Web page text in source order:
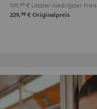
149, 99 € Letzter niedrigster Preis
229,99 € Originalpreis